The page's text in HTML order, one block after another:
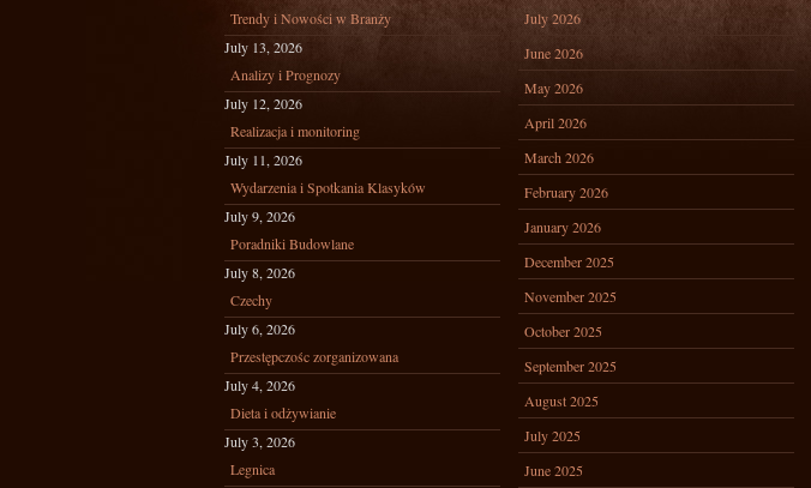
Trendy i Nowości w Branży
July 13, 2026
Analizy i Prognozy
July 12, 2026
Realizacja i monitoring
July 11, 2026
Wydarzenia i Spotkania Klasyków
July 9, 2026
Poradniki Budowlane
July 8, 2026
Czechy
July 6, 2026
Przestępczośc zorganizowana
July 4, 2026
Dieta i odżywianie
July 3, 2026
Legnica
July 2026
June 2026
May 2026
April 2026
March 2026
February 2026
January 2026
December 2025
November 2025
October 2025
September 2025
August 2025
July 2025
June 2025